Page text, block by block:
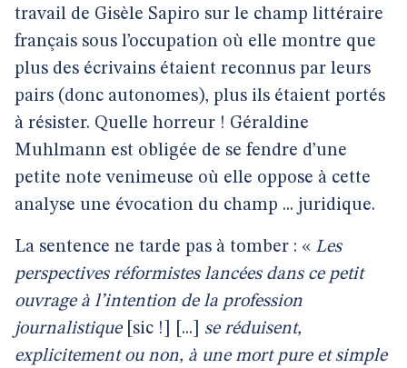
travail de Gisèle Sapiro sur le champ littéraire
français sous l’occupation où elle montre que
plus des écrivains étaient reconnus par leurs
pairs (donc autonomes), plus ils étaient portés
à résister. Quelle horreur ! Géraldine
Muhlmann est obligée de se fendre d’une
petite note venimeuse où elle oppose à cette
analyse une évocation du champ ... juridique.
La sentence ne tarde pas à tomber : « Les
perspectives réformistes lancées dans ce petit
ouvrage à l’intention de la profession
journalistique[sic !] [...] se réduisent,
explicitement ou non, à une mort pure et simple